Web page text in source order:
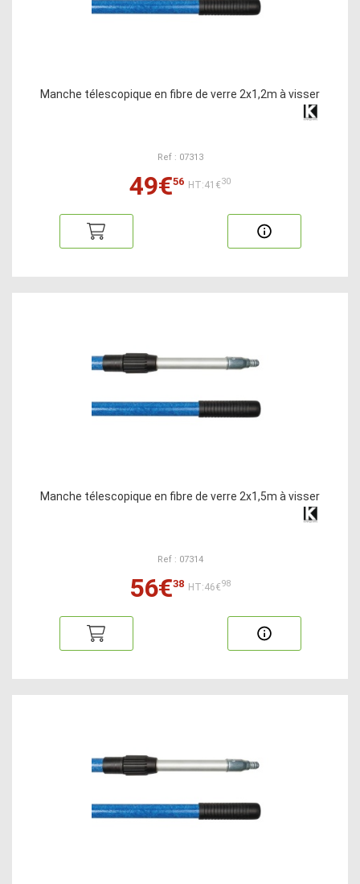
Manche télescopique en fibre de verre 2x1,2m à visser
Ref : 07313
49€56 HT:41€30
Manche télescopique en fibre de verre 2x1,5m à visser
Ref : 07314
56€38 HT:46€98